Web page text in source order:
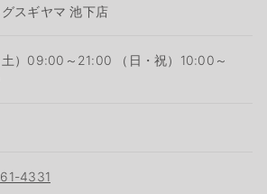
グスギヤマ 池下店
土）09:00～21:00 （日・祝）10:00～
4331